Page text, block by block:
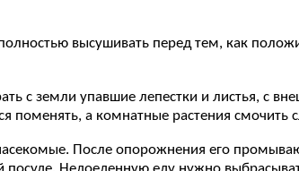
высушивать перед тем, как
с земли упавшие лепестки и листья,
а комнатные растения смочить
После опорожнения его